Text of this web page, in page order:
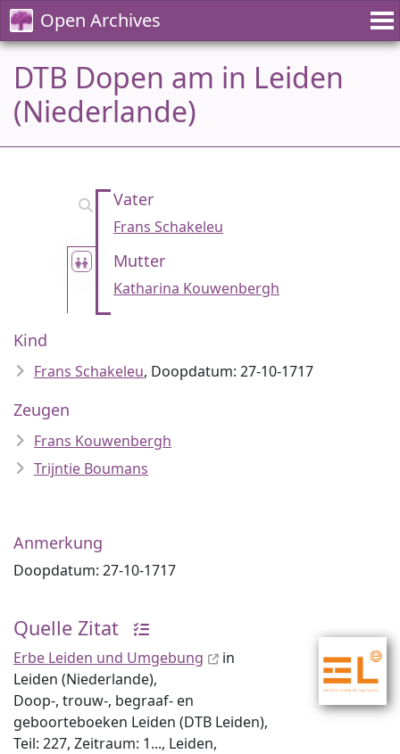
Open Archives
DTB Dopen am in Leiden
(Niederlande)
Vater
Frans Schakeleu
Mutter
Katharina Kouwenbergh
Kind
Frans Schakeleu, Doopdatum: 27-10-1717
Zeugen
Frans Kouwenbergh
Trijntie Boumans
Anmerkung
Doopdatum: 27-10-1717
Quelle Zitat
Erbe Leiden und Umgebung
in
Leiden (Niederlande),
Doop-, trouw-, begraaf- en
geboorteboeken Leiden (DTB Leiden),
Teil: 227, Zeitraum: 1..., Leiden,